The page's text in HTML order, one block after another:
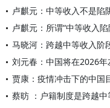
卢麒元：中等收入不是陷
卢麒元：所谓“中等收入
马晓河：跨越中等收入阶
刘元春：中国将在2026
贾康：疫情冲击下的中国
蔡昉 ：户籍制度是跨越